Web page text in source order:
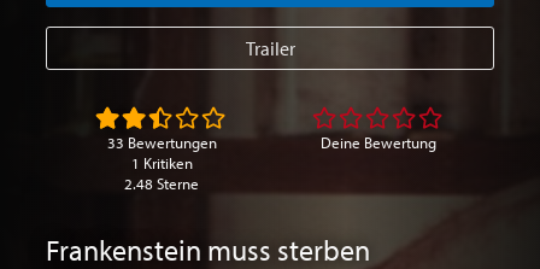
Frankenstein muss sterben
Trailer
33 Bewertungen
1 Kritiken
2.48 Sterne
Deine Bewertung